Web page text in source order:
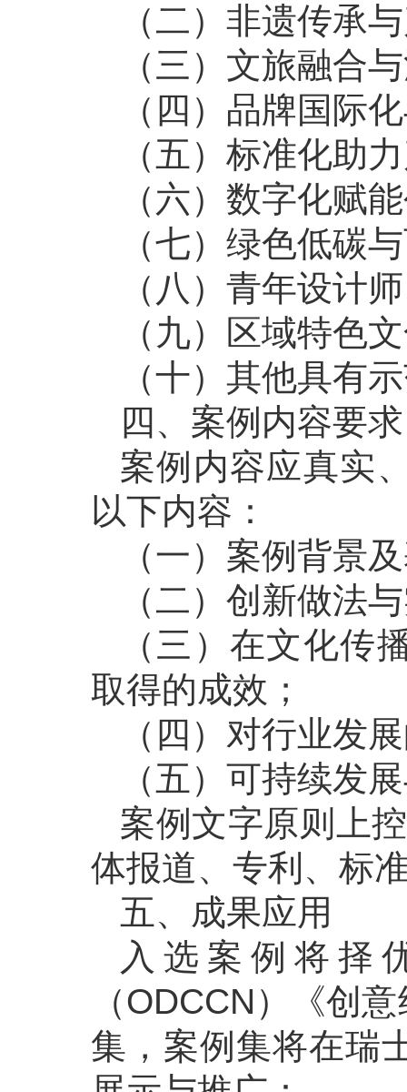
（二）非遗传承
（三）文旅融合
（四）品牌国际
（五）标准化助
（六）数字化赋
（七）绿色低碳
（八）青年设计
（九）区域特色
（十）其他具有
四、案例内容要求
案例内容应真实
以下内容：
（一）案例背景
（二）创新做法
（三）在文化传
取得的成效；
（四）对行业发
（五）可持续发
案例文字原则上
体报道、专利、标
五、成果应用
入选案例将择
（ODCCN）《创
集，案例集将在瑞